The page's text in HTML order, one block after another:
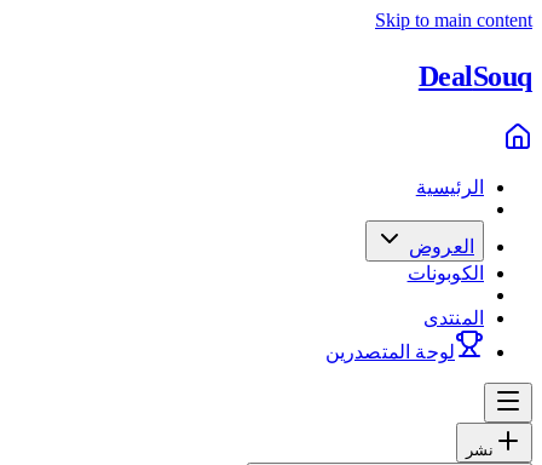
Skip to main content
DealSouq
الرئيسية
العروض
الكوبونات
المنتدى
لوحة المتصدرين
نشر